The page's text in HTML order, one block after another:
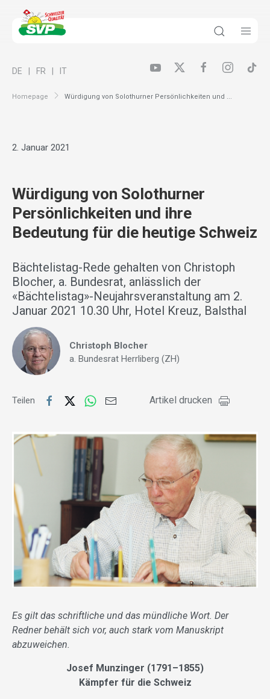
Homepage Würdigung von Solothurner Persönlichkeiten und ...
DE FR IT
2. Januar 2021
Würdigung von Solothurner
Persönlichkeiten und ihre
Bedeutung für die heutige Schweiz
Bächtelistag-Rede gehalten von Christoph
Blocher, a. Bundesrat, anlässlich der
«Bächtelistag»-Neujahrsveranstaltung am 2.
Januar 2021 10.30 Uhr, Hotel Kreuz, Balsthal
Christoph Blocher
a. Bundesrat Herrliberg (ZH)
Teilen Artikel drucken
Es gilt das schriftliche und das mündliche Wort. Der
Redner behält sich vor, auch stark vom Manuskript
abzuweichen.
Josef Munzinger (1791–1855)
Kämpfer für die Schweiz